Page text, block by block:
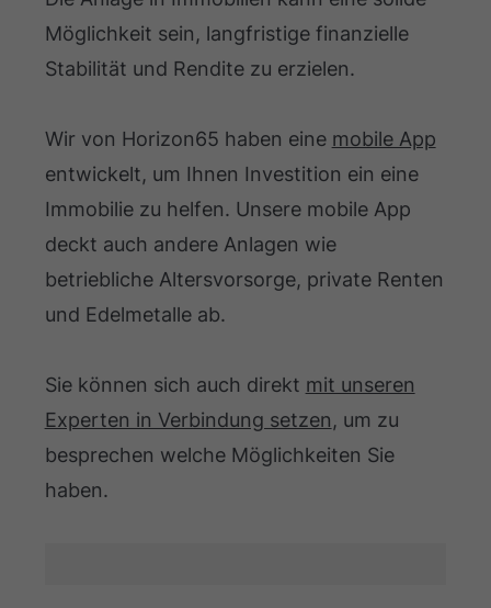
Möglichkeit sein, langfristige finanzielle
Stabilität und Rendite zu erzielen.
Wir von Horizon65 haben eine mobile App
entwickelt, um Ihnen Investition ein eine
Immobilie zu helfen. Unsere mobile App
deckt auch andere Anlagen wie
betriebliche Altersvorsorge, private Renten
und Edelmetalle ab.
Sie können sich auch direkt mit unseren
Experten in Verbindung setzen, um zu
besprechen welche Möglichkeiten Sie
haben.